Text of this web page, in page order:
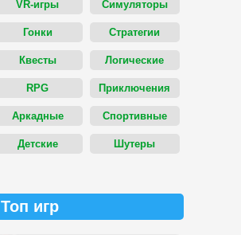
VR-игры Симуляторы
Гонки Стратегии
Квесты Логические
RPG Приключения
Аркадные Спортивные
Детские Шутеры
Топ игр